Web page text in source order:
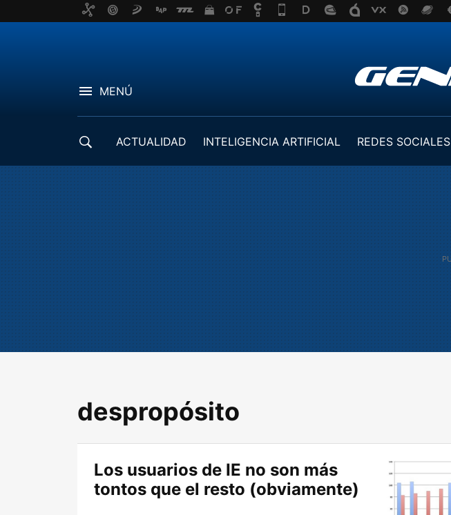
MENÚ
ACTUALIDAD INTELIGENCIA ARTIFICIAL REDES SOCIALES
despropósito
Los usuarios de IE no son más
tontos que el resto (obviamente)